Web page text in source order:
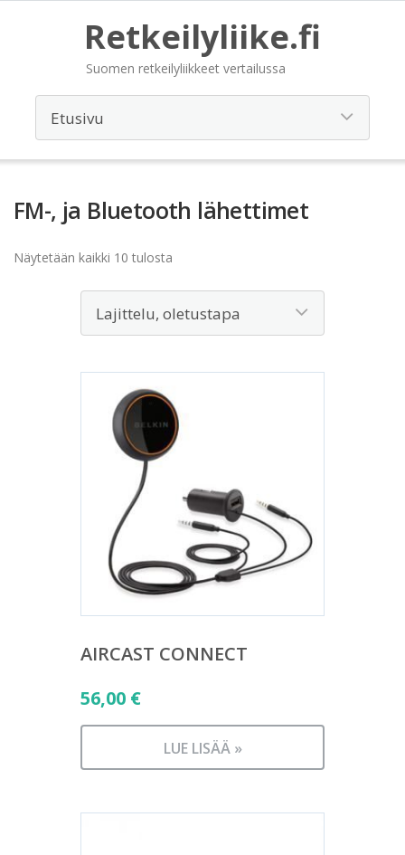
Retkeilyliike.fi
Suomen retkeilyliikkeet vertailussa
FM-, ja Bluetooth lähettimet
Näytetään kaikki 10 tulosta
AIRCAST CONNECT
56,00 €
LUE LISÄÄ »